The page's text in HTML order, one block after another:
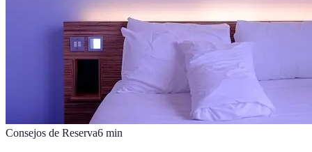
Consejos de Reserva6 min